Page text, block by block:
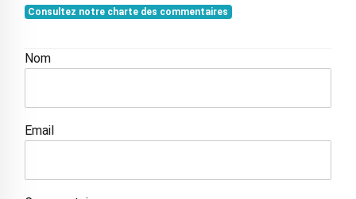
Consultez notre charte des commentaires
Nom
Email